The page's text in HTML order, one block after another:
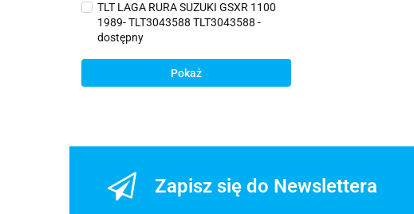
TLT LAGA RURA SUZUKI GSXR 1100
1989- TLT3043588 TLT3043588 -
dostępny
Pokaż
Zapisz się do Newslettera